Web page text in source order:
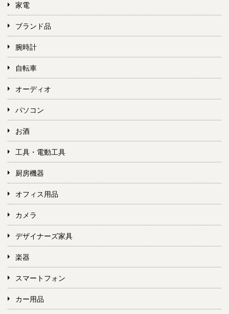
家電
ブランド品
腕時計
自転車
オーディオ
パソコン
お酒
工具・電動工具
厨房機器
オフィス用品
カメラ
デザイナーズ家具
楽器
スマートフォン
カー用品